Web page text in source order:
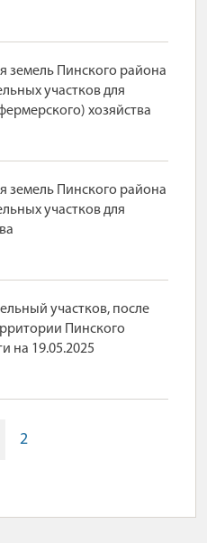
земель Пинского района
участков для
хозяйства
земель Пинского района
участков для
участков, после
Пинского
на 19.05.2025
2